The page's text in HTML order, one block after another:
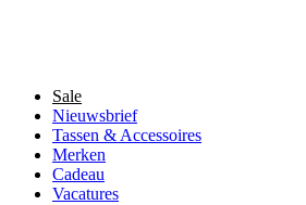
Sale
Nieuwsbrief
Tassen & Accessoires
Merken
Cadeau
Vacatures